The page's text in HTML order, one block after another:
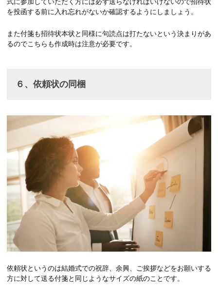
を投函する前に入れ忘れがないか確認するようにしましょう。
また付箋も招待状本状と同様に句読点は打たないという決まりがあ
るのでこちらも作成時は注意が必要です。
６、依頼状の同梱
依頼状というのは結婚式での祝辞、余興、ご挨拶などをお願いする
方に対して送る付箋と同じようなサイズの紙のことです。